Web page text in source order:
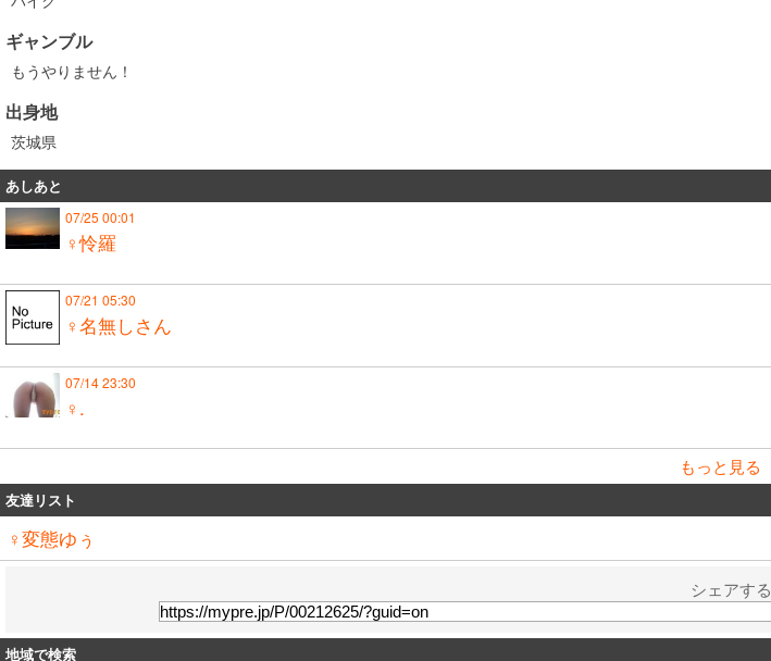
ギャンブル
もうやりません！
出身地
茨城県
あしあと
07/25 00:01
♀怜羅
07/21 05:30
♀名無しさん
07/14 23:30
♀.
もっと見る
友達リスト
♀変態ゆぅ
シェアする
地域で検索